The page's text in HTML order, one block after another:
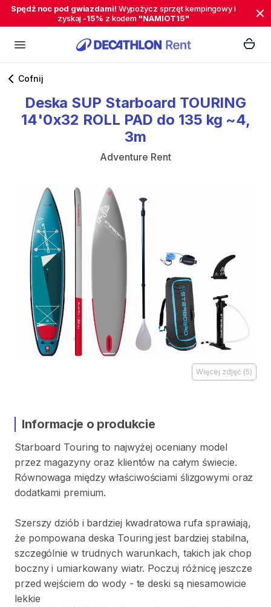
Spędź noc pod gwiazdami! Wypożycz sprzęt kempingowy i
zyskaj -15% z kodem "NAMIOT15"
Cofnij
Deska SUP Starboard TOURING
14'0x32 ROLL PAD do 135 kg ~4​,​
3m
Adventure Rent
Więcej zdjęć (5)
Informacje o produkcie
Starboard Touring to najwyżej oceniany model
przez magazyny oraz klientów na całym świecie.
Równowaga między właściwościami ślizgowymi oraz
dodatkami premium.
Szerszy dziób i bardziej kwadratowa rufa sprawiają​,​
że pompowana deska Touring jest bardziej stabilna​,​
szczególnie w trudnych warunkach​,​ takich jak chop
boczny i umiarkowany wiatr. Poczuj różnicę jeszcze
przed wejściem do wody - te deski są niesamowicie
lekkie